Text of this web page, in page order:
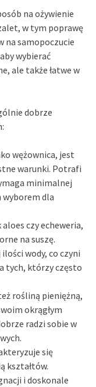
na ożywienie
w tym poprawę
na samopoczucie
wybierać
ale także łatwe w
dobrze
wężownica, jest
warunki. Potrafi
minimalnej
wyborem dla
czy echeweria,
na suszę.
wody, co czyni
tych, którzy często
rośliną pieniężną,
okrągłym
radzi sobie w
się
kształtów.
i doskonale